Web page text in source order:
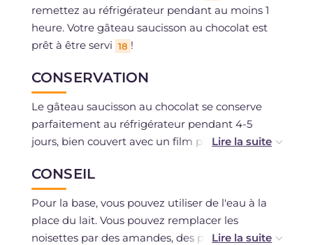
remettez au réfrigérateur pendant au moins 1
heure. Votre gâteau saucisson au chocolat est
prêt à être servi 18 !
CONSERVATION
Le gâteau saucisson au chocolat se conserve
parfaitement au réfrigérateur pendant 4-5
jours, bien couvert avec un film plastique ou
CONSEIL
Pour la base, vous pouvez utiliser de l'eau à la
place du lait. Vous pouvez remplacer les
noisettes par des amandes, des pistaches ou